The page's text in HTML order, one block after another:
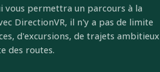
vous permettra un parcours à la
DirectionVR, il n'y a pas de limite
d'excursions, de trajets ambitieux
des routes.